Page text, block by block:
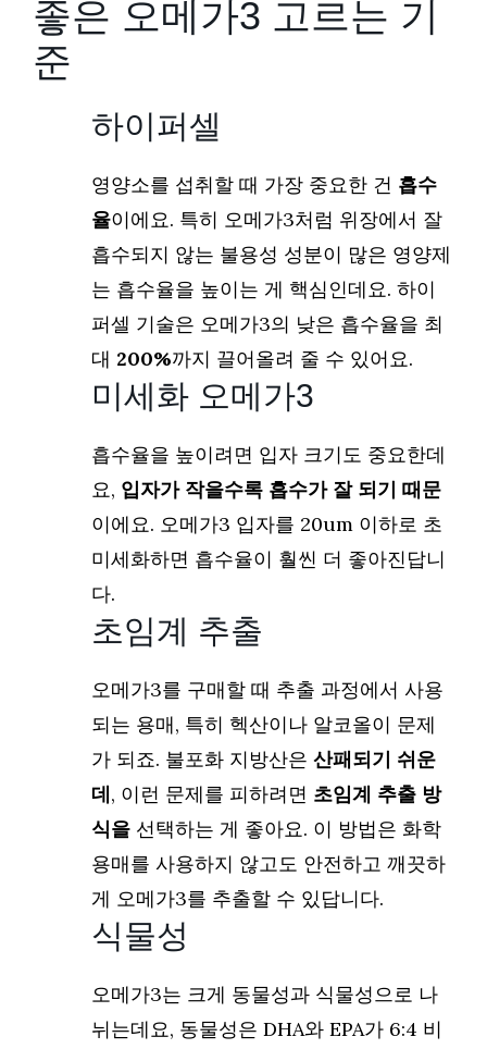
좋은 오메가3 고르는 기
준
하이퍼셀
영양소를 섭취할 때 가장 중요한 건 흡수
율이에요. 특히 오메가3처럼 위장에서 잘
흡수되지 않는 불용성 성분이 많은 영양제
는 흡수율을 높이는 게 핵심인데요. 하이
퍼셀 기술은 오메가3의 낮은 흡수율을 최
대 200%까지 끌어올려 줄 수 있어요.
미세화 오메가3
흡수율을 높이려면 입자 크기도 중요한데
요, 입자가 작을수록 흡수가 잘 되기 때문
이에요. 오메가3 입자를 20um 이하로 초
미세화하면 흡수율이 훨씬 더 좋아진답니
다.
초임계 추출
오메가3를 구매할 때 추출 과정에서 사용
되는 용매, 특히 헥산이나 알코올이 문제
가 되죠. 불포화 지방산은 산패되기 쉬운
데, 이런 문제를 피하려면 초임계 추출 방
식을 선택하는 게 좋아요. 이 방법은 화학
용매를 사용하지 않고도 안전하고 깨끗하
게 오메가3를 추출할 수 있답니다.
식물성
오메가3는 크게 동물성과 식물성으로 나
뉘는데요, 동물성은 DHA와 EPA가 6:4 비